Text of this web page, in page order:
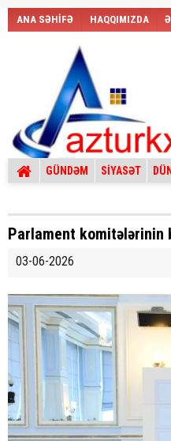
ANA SƏHİFƏ HAQQIMIZDA
GÜNDƏM SİYASƏT
Parlament komitələrinin
03-06-2026